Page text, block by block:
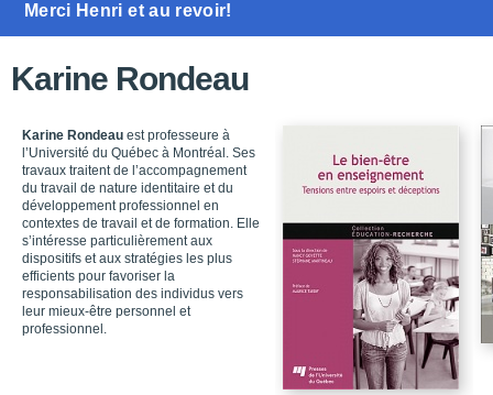
Merci Henri et au revoir!
Karine Rondeau
Karine Rondeau est professeure à
l’Université du Québec à Montréal. Ses
travaux traitent de l’accompagnement
du travail de nature identitaire et du
développement professionnel en
contextes de travail et de formation. Elle
s’intéresse particulièrement aux
dispositifs et aux stratégies les plus
efficients pour favoriser la
responsabilisation des individus vers
leur mieux-être personnel et
professionnel.